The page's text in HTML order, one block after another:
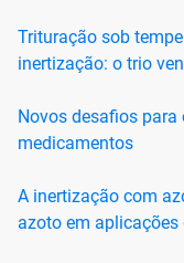
Trituração sob
inertização: o trio
Novos desafios
medicamentos
A inertização com
azoto em aplicações